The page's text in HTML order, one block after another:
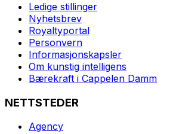
Ledige stillinger
Nyhetsbrev
Royaltyportal
Personvern
Informasjonskapsler
Om kunstig intelligens
Bærekraft i Cappelen Damm
NETTSTEDER
Agency